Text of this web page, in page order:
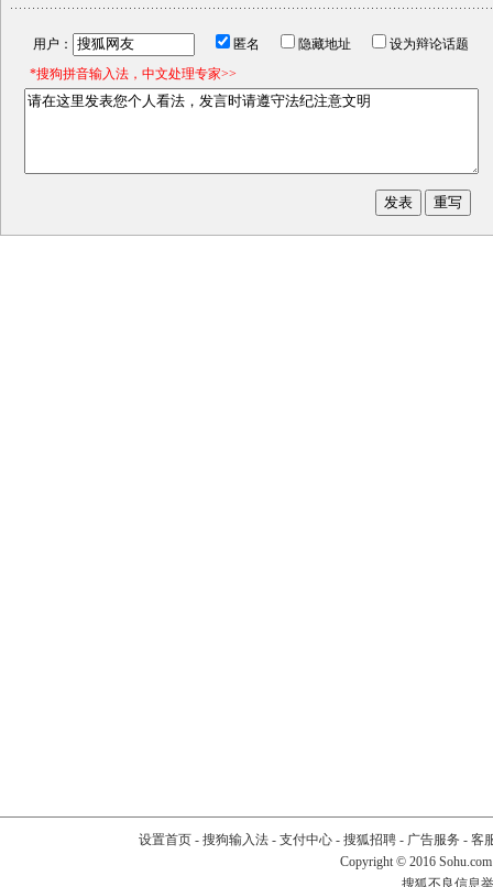
用户： 匿名 隐藏地址
设为辩论话题
*搜狗拼音输入法，中文处理专家>>
设置首页- 搜狗输入法- 支付中心- 搜狐招聘- 广告服务 - 客
Copyright © 2016
搜狐不良信息